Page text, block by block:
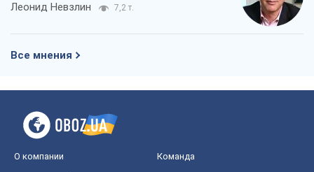
Леонид Невзлин 7,2 т.
Все мнения
О компании Команда